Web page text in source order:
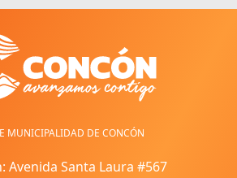
MUNICIPALIDAD DE CONCÓN
Avenida Santa Laura #567